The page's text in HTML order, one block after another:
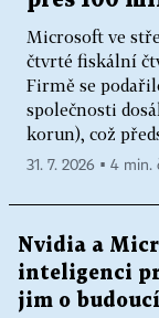
Microsoft ve
čtvrté fiskální
Firmě se
společnosti
korun), což
31. 7. 2026 ▪ 4 min.
Nvidia a
inteligenci
jim o